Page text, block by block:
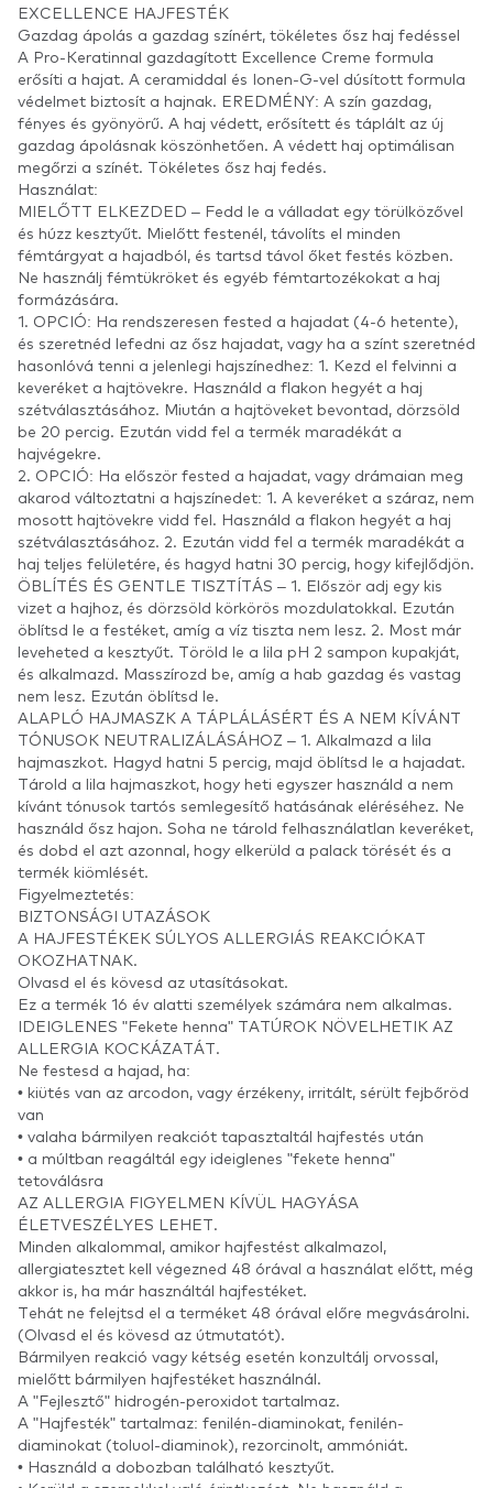
EXCELLENCE HAJFESTÉK
Gazdag ápolás a gazdag színért, tökéletes ősz haj fedéssel
A Pro-Keratinnal gazdagított Excellence Creme formula
erősíti a hajat. A ceramiddal és Ionen-G-vel dúsított formula
védelmet biztosít a hajnak. EREDMÉNY: A szín gazdag,
fényes és gyönyörű. A haj védett, erősített és táplált az új
gazdag ápolásnak köszönhetően. A védett haj optimálisan
megőrzi a színét. Tökéletes ősz haj fedés.
Használat:
MIELŐTT ELKEZDED – Fedd le a válladat egy törülközővel
és húzz kesztyűt. Mielőtt festenél, távolíts el minden
fémtárgyat a hajadból, és tartsd távol őket festés közben.
Ne használj fémtükröket és egyéb fémtartozékokat a haj
formázására.
1. OPCIÓ: Ha rendszeresen fested a hajadat (4-6 hetente),
és szeretnéd lefedni az ősz hajadat, vagy ha a színt szeretnéd
hasonlóvá tenni a jelenlegi hajszínedhez: 1. Kezd el felvinni a
keveréket a hajtövekre. Használd a flakon hegyét a haj
szétválasztásához. Miután a hajtöveket bevontad, dörzsöld
be 20 percig. Ezután vidd fel a termék maradékát a
hajvégekre.
2. OPCIÓ: Ha először fested a hajadat, vagy drámaian meg
akarod változtatni a hajszínedet: 1. A keveréket a száraz, nem
mosott hajtövekre vidd fel. Használd a flakon hegyét a haj
szétválasztásához. 2. Ezután vidd fel a termék maradékát a
haj teljes felületére, és hagyd hatni 30 percig, hogy kifejlődjön.
ÖBLÍTÉS ÉS GENTLE TISZTÍTÁS – 1. Először adj egy kis
vizet a hajhoz, és dörzsöld körkörös mozdulatokkal. Ezután
öblítsd le a festéket, amíg a víz tiszta nem lesz. 2. Most már
leveheted a kesztyűt. Töröld le a lila pH 2 sampon kupakját,
és alkalmazd. Masszírozd be, amíg a hab gazdag és vastag
nem lesz. Ezután öblítsd le.
ALAPLÓ HAJMASZK A TÁPLÁLÁSÉRT ÉS A NEM KÍVÁNT
TÓNUSOK NEUTRALIZÁLÁSÁHOZ – 1. Alkalmazd a lila
hajmaszkot. Hagyd hatni 5 percig, majd öblítsd le a hajadat.
Tárold a lila hajmaszkot, hogy heti egyszer használd a nem
kívánt tónusok tartós semlegesítő hatásának eléréséhez. Ne
használd ősz hajon. Soha ne tárold felhasználatlan keveréket,
és dobd el azt azonnal, hogy elkerüld a palack törését és a
termék kiömlését.
Figyelmeztetés:
BIZTONSÁGI UTAZÁSOK
A HAJFESTÉKEK SÚLYOS ALLERGIÁS REAKCIÓKAT
OKOZHATNAK.
Olvasd el és kövesd az utasításokat.
Ez a termék 16 év alatti személyek számára nem alkalmas.
IDEIGLENES "Fekete henna" TATÚROK NÖVELHETIK AZ
ALLERGIA KOCKÁZATÁT.
Ne festesd a hajad, ha:
• kiütés van az arcodon, vagy érzékeny, irritált, sérült fejbőröd
van
• valaha bármilyen reakciót tapasztaltál hajfestés után
• a múltban reagáltál egy ideiglenes "fekete henna"
tetoválásra
AZ ALLERGIA FIGYELMEN KÍVÜL HAGYÁSA
ÉLETVESZÉLYES LEHET.
Minden alkalommal, amikor hajfestést alkalmazol,
allergiatesztet kell végezned 48 órával a használat előtt, még
akkor is, ha már használtál hajfestéket.
Tehát ne felejtsd el a terméket 48 órával előre megvásárolni.
(Olvasd el és kövesd az útmutatót).
Bármilyen reakció vagy kétség esetén konzultálj orvossal,
mielőtt bármilyen hajfestéket használnál.
A "Fejlesztő" hidrogén-peroxidot tartalmaz.
A "Hajfesték" tartalmaz: fenilén-diaminokat, fenilén-
diaminokat (toluol-diaminok), rezorcinolt, ammóniát.
• Használd a dobozban található kesztyűt.